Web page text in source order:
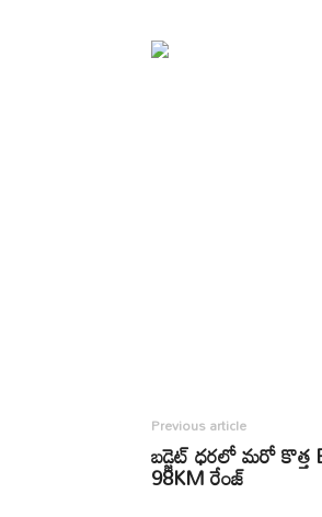
Previous article
బడ్జెట్ ధరలో మరో కొత్త
98KM రేంజ్